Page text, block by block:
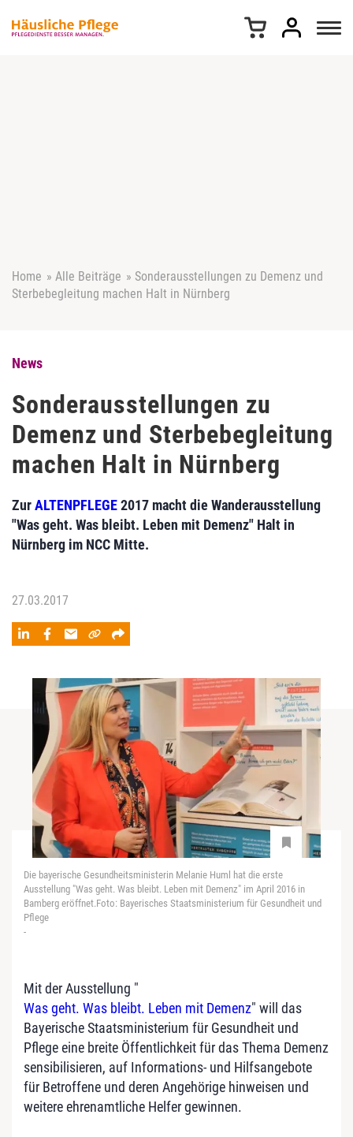
Home » Alle Beiträge » Sonderausstellungen zu Demenz und
Sterbebegleitung machen Halt in Nürnberg
News
Sonderausstellungen zu
Demenz und Sterbebegleitung
machen Halt in Nürnberg
ZurALTENPFLEGE2017 macht die Wanderausstellung
"Was geht. Was bleibt. Leben mit Demenz" Halt in
Nürnberg im NCC Mitte.
27.03.2017
Die bayerische Gesundheitsministerin Melanie Huml hat die erste
Ausstellung "Was geht. Was bleibt. Leben mit Demenz" im April 2016 in
Bamberg eröffnet.Foto: Bayerisches Staatsministerium für Gesundheit und
Pflege
-
Mit der Ausstellung "
Was geht. Was bleibt. Leben mit Demenz" will das
Bayerische Staatsministerium für Gesundheit und
Pflege eine breite Öffentlichkeit für das Thema Demenz
sensibilisieren, auf Informations- und Hilfsangebote
für Betroffene und deren Angehörige hinweisen und
weitere ehrenamtliche Helfer gewinnen.